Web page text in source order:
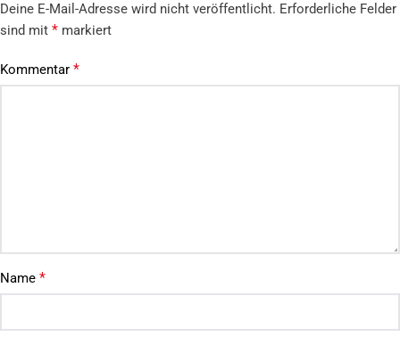
Deine E-Mail-Adresse wird nicht veröffentlicht. Erforderliche Felder
sind mit * markiert
Kommentar *
Name *